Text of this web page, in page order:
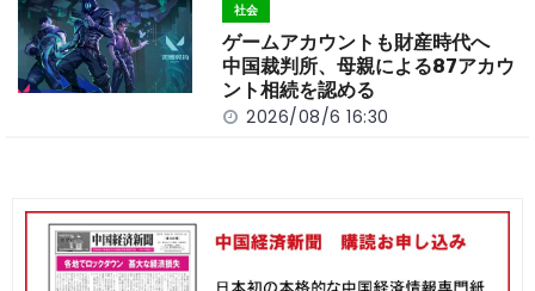
社会
ゲームアカウントも財産時代へ
中国裁判所、母親による87アカウ
ント相続を認める
2026/08/6 16:30